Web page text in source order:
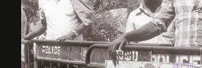
טור דעה